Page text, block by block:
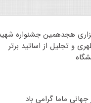
هجدهمین جشنواره
و تجلیل از اساتید برتر
جهانی ماما گرامی باد